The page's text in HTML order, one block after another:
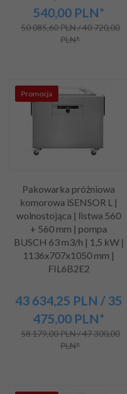
540,00 PLN*
50 085,60 PLN / 40 720,00
PLN*
Promocja
Pakowarka próżniowa
komorowa iSENSOR L |
wolnostojąca | listwa 560
+ 560 mm | pompa
BUSCH 63 m3/h | 1,5 kW |
1136x707x1050 mm |
FIL6B2E2
43 634,25 PLN / 35
475,00 PLN*
58 179,00 PLN / 47 300,00
PLN*